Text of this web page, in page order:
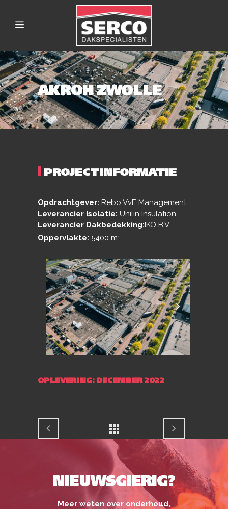
AKROH ZWOLLE
PROJECTINFORMATIE
Opdrachtgever: Rebo VvE Management
Leverancier Isolatie: Unilin Insulation
Leverancier Dakbedekking:IKO B.V.
Oppervlakte: 5400 m2
OPLEVERING: DECEMBER 2022
NIEUWSGIERIG?
Meer weten over onderhoud,